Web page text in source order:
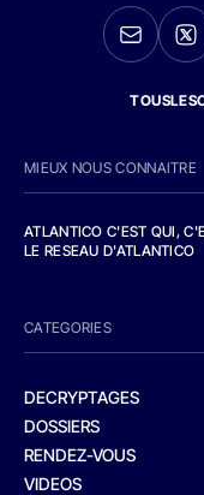
MIEUX NOUS CONNAITRE
ATLANTICO C'EST QUI,
LE RESEAU D'ATLANTICO
CATEGORIES
DECRYPTAGES
DOSSIERS
RENDEZ-VOUS
VIDEOS